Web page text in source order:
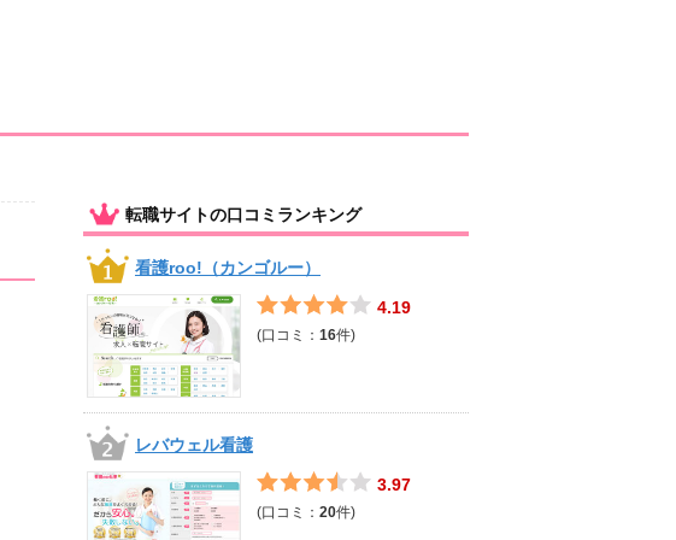
転職サイトの口コミランキング
看護roo!（カンゴルー）
4.19
(口コミ：16件)
レバウェル看護
3.97
(口コミ：20件)